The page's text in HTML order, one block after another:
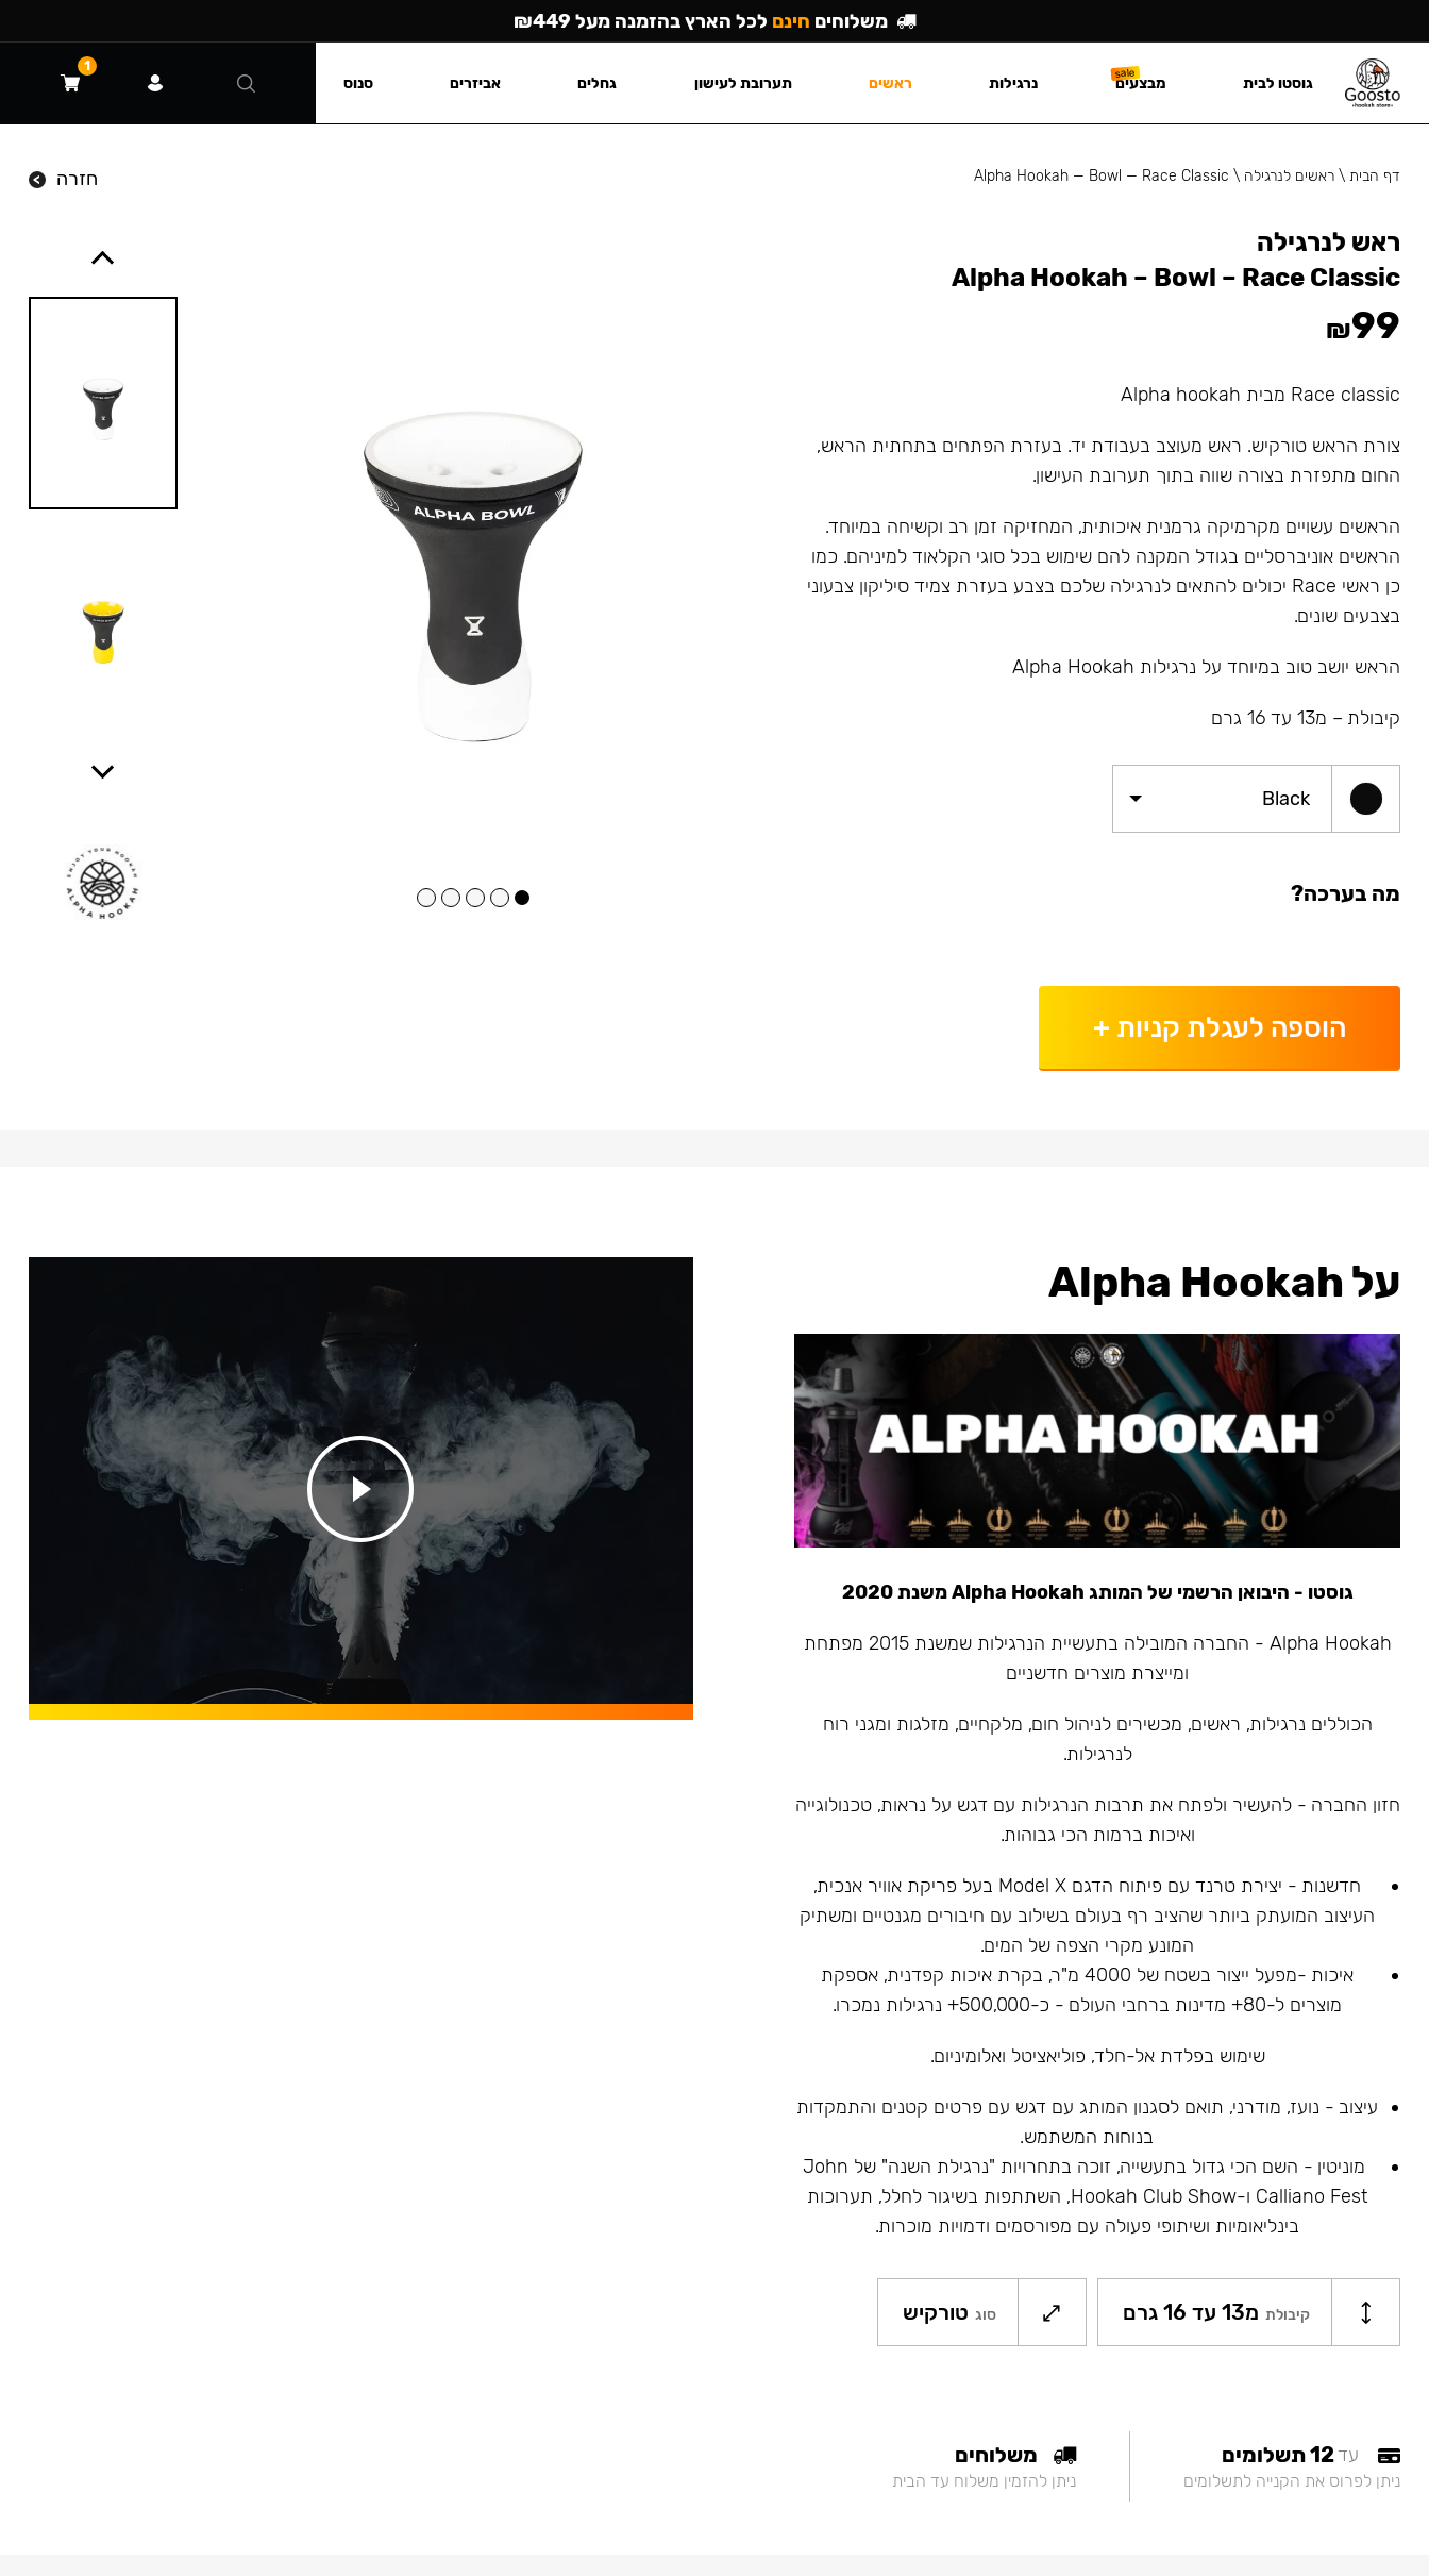
דף הבית\ ראשים לנרגילה \
Alpha Hookah — Bowl — Race Classic חזרה
ראש לנרגילה
Alpha Hookah – Bowl – Race Classic
₪99
Race classic מבית Alpha hookah
צורת הראש טורקיש. ראש מעוצב בעבודת יד. בעזרת הפתחים בתחתית הראש,
החום מתפזרת בצורה שווה בתוך תערובת העישון.
הראשים עשויים מקרמיקה גרמנית איכותית, המחזיקה זמן רב וקשיחה במיוחד.
הראשים אוניברסליים בגודל המקנה להם שימוש בכל סוגי הקלאוד למיניהם. כמו
כן ראשי Race יכולים להתאים לנרגילה שלכם בצבע בעזרת צמיד סיליקון צבעוני
בצבעים שונים.
הראש יושב טוב במיוחד על נרגילות Alpha Hookah
קיבולת – מ13 עד 16 גרם
Black
מה בערכה?
הוספה לעגלת קניות +
על Alpha Hookah
גוסטו - היבואן הרשמי של המותג Alpha Hookah משנת 2020
Alpha Hookah - החברה המובילה בתעשיית הנרגילות שמשנת 2015 מפתחת
ומייצרת מוצרים חדשניים
הכוללים נרגילות, ראשים, מכשירים לניהול חום, מלקחיים, מזלגות ומגני רוח
לנרגילות.
חזון החברה - להעשיר ולפתח את תרבות הנרגילות עם דגש על נראות, טכנולוגייה
ואיכות ברמות הכי גבוהות.
חדשנות - יצירת טרנד עם פיתוח הדגם Model X בעל פריקת אוויר אנכית,
העיצוב המועתק ביותר שהציב רף בעולם בשילוב עם חיבורים מגנטיים ומשתיק
המונע מקרי הצפה של המים.
איכות -מפעל ייצור בשטח של 4000 מ"ר, בקרת איכות קפדנית, אספקת
מוצרים ל-80+ מדינות ברחבי העולם - כ-500,000+ נרגילות נמכרו.
שימוש בפלדת אל-חלד, פוליאציטל ואלומיניום.
עיצוב - נועז, מודרני, תואם לסגנון המותג עם דגש עם פרטים קטנים והתמקדות
בנוחות המשתמש.
מוניטין - השם הכי גדול בתעשייה, זוכה בתחרויות "נרגילת השנה" של John
Calliano Fest ו-Hookah Club Show, השתתפות בשיגור לחלל, תערוכות
בינליאומיות ושיתופי פעולה עם מפורסמים ודמויות מוכרות.
קיבולת מ13 עד 16 גרם סוג טורקיש
עד12 תשלומים
ניתן לפרוס את הקנייה לתשלומים
משלוחים
ניתן להזמין משלוח עד הבית
משלוחים חינם לכל הארץ בהזמנה מעל ₪449
גוסטו לבית מבצעים נרגילות ראשים תערובת לעישון גחלים אביזרים סנוס
1